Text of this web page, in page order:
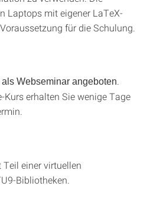
Laptops mit eigener LaTeX-
für die Schulung.
Webseminar angeboten
erhalten Sie wenige Tage
einer virtuellen
Bibliotheken.